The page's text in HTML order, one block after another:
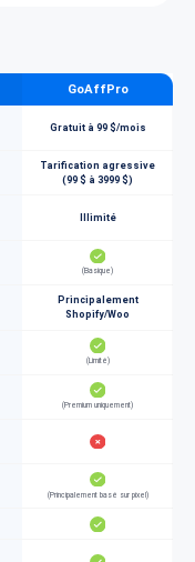
GoAffPro
Gratuit à 99 $/mois
Tarification agressive
(99 $ à 3999 $)
Illimité
(Basique)
Principalement
Shopify/Woo
(Limité)
(Premium uniquement)
(Principalement basé sur pixel)